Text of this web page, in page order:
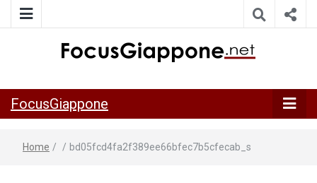
della Japan Italy Economic Federation
FocusGiappone
Home / / bd05fcd4fa2f389ee66bfec7b5cfecab_s